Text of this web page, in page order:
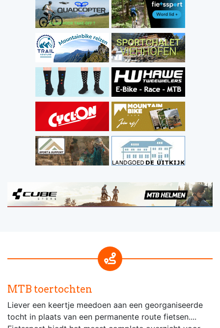
MTB toertochten
Liever een keertje meedoen aan een georganiseerde
tocht in plaats van een permanente route fietsen....